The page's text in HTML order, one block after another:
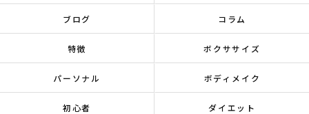
ブログ コラム
特徴 ボクササイズ
パーソナル ボディメイク
初心者 ダイエット